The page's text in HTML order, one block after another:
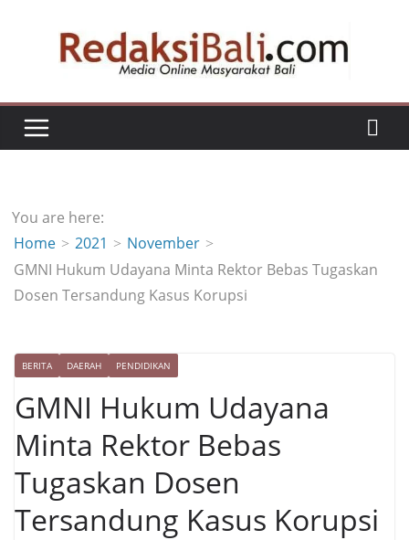
You are here:
Home
2021
November
GMNI Hukum Udayana Minta Rektor Bebas Tugaskan
Dosen Tersandung Kasus Korupsi
BERITA DAERAH PENDIDIKAN
GMNI Hukum Udayana
Minta Rektor Bebas
Tugaskan Dosen
Tersandung Kasus Korupsi